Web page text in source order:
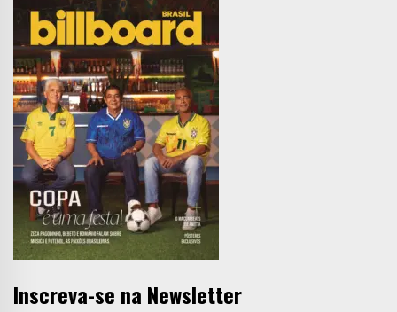
Inscreva-se na Newsletter